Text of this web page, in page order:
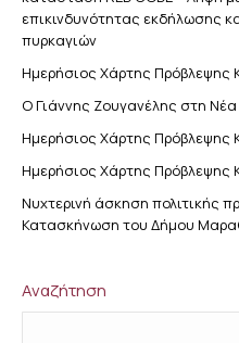
επικινδυνότητας εκδήλωσης
πυρκαγιών
Ημερήσιος Χάρτης Πρόβλεψης
Ο Γιάννης Ζουγανέλης στη
Ημερήσιος Χάρτης Πρόβλεψης
Ημερήσιος Χάρτης Πρόβλεψης
Νυχτερινή άσκηση πολιτικής
Κατασκήνωση του Δήμου
Αναζήτηση